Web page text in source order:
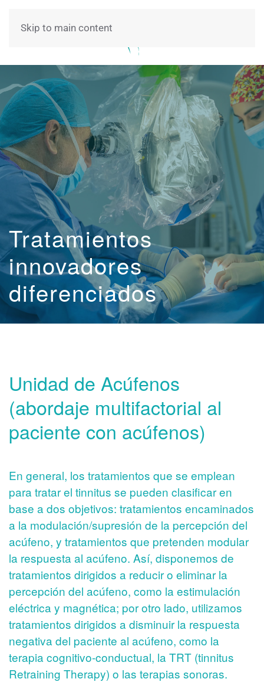
Skip to main content
Tratamientos
innovadores
diferenciados
Unidad de Acúfenos
(abordaje multifactorial al
paciente con acúfenos)
En general, los tratamientos que se emplean
para tratar el tinnitus se pueden clasificar en
base a dos objetivos: tratamientos encaminados
a la modulación/supresión de la percepción del
acúfeno, y tratamientos que pretenden modular
la respuesta al acúfeno. Así, disponemos de
tratamientos dirigidos a reducir o eliminar la
percepción del acúfeno, como la estimulación
eléctrica y magnética; por otro lado, utilizamos
tratamientos dirigidos a disminuir la respuesta
negativa del paciente al acúfeno, como la
terapia cognitivo-conductual, la TRT (tinnitus
Retraining Therapy) o las terapias sonoras.